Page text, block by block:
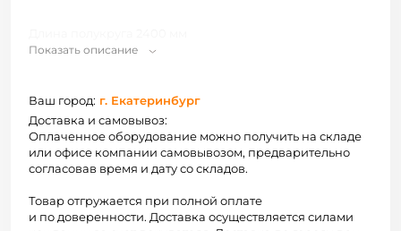
Показать описание
Ваш город: г. Екатеринбург
Доставка и самовывоз:
Оплаченное оборудование можно получить на складе
или офисе компании самовывозом, предварительно
согласовав время и дату со складов.
Товар отгружается при полной оплате
и по доверенности. Доставка осуществляется силами